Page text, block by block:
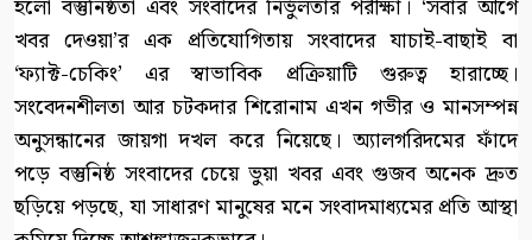
হলো বস্তুনিষ্ঠতা এবং সংবাদের নির্ভুলতার পরীক্ষা। ‘সবার আগে
খবর দেওয়া’র এক প্রতিযোগিতায় সংবাদের যাচাই-বাছাই বা
‘ফ্যাক্ট-চেকিং’ এর স্বাভাবিক প্রক্রিয়াটি গুরুত্ব হারাচ্ছে।
সংবেদনশীলতা আর চটকদার শিরোনাম এখন গভীর ও মানসম্পন্ন
অনুসন্ধানের জায়গা দখল করে নিয়েছে। অ্যালগরিদমের ফাঁদে
পড়ে বস্তুনিষ্ঠ সংবাদের চেয়ে ভুয়া খবর এবং গুজব অনেক দ্রুত
ছড়িয়ে পড়ছে, যা সাধারণ মানুষের মনে সংবাদমাধ্যমের প্রতি আস্থা